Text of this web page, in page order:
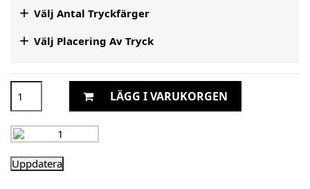
 Välj Antal Tryckfärger
 Välj Placering Av Tryck
LÄGG I VARUKORGEN